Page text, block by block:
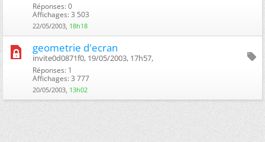
Réponses: 0
Affichages: 3 503
22/05/2003, 18h18
geometrie d'ecran
invite0d0871f0, 19/05/2003, 17h57, ‎
Réponses: 1
Affichages: 3 777
20/05/2003, 13h02